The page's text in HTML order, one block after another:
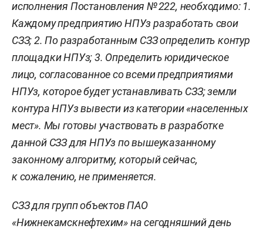
исполнения Постановления № 222, необходимо: 1.
Каждому предприятию НПУз разработать свои
СЗЗ; 2. По разработанным СЗЗ определить контур
площадки НПУз; 3. Определить юридическое
лицо, согласованное со всеми предприятиями
НПУз, которое будет устанавливать СЗЗ; земли
контура НПУз вывести из категории «населенных
мест». Мы готовы участвовать в разработке
данной СЗЗ для НПУз по вышеуказанному
законному алгоритму, который сейчас,
к сожалению, не применяется.
СЗЗ для групп объектов ПАО
«Нижнекамскнефтехим» на сегодняшний день